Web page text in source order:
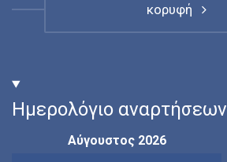
κορυφή
Ημερολόγιο αναρτήσεων
Αύγουστος 2026